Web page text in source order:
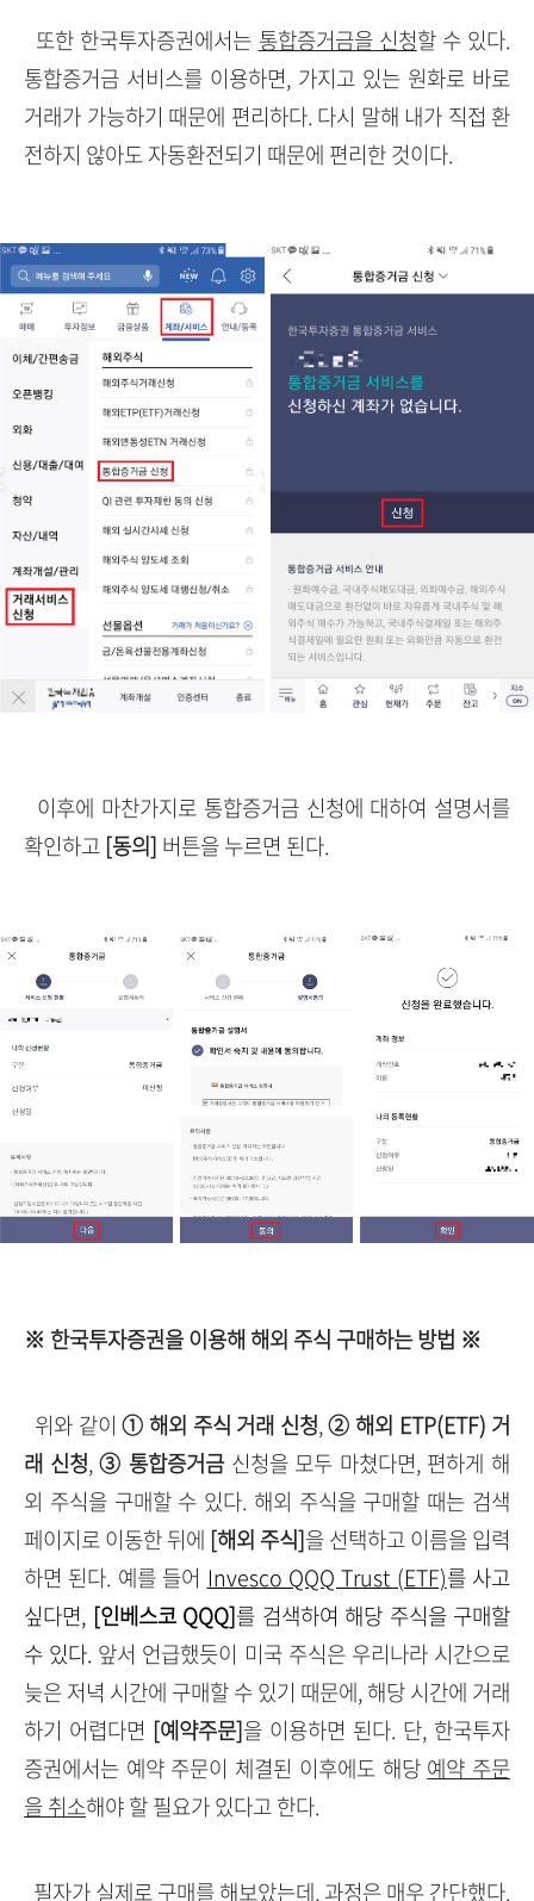
또한 한국투자증권에서는 통합증거금을 신청할 수 있다.
통합증거금 서비스를 이용하면, 가지고 있는 원화로 바로
거래가 가능하기 때문에 편리하다. 다시 말해 내가 직접 환
전하지 않아도 자동환전되기 때문에 편리한 것이다.
이후에 마찬가지로 통합증거금 신청에 대하여 설명서를
확인하고 [동의] 버튼을 누르면 된다.
※ 한국투자증권을 이용해 해외 주식 구매하는 방법 ※
위와 같이 ① 해외 주식 거래 신청,② 해외 ETP(ETF) 거
래 신청,③ 통합증거금신청을 모두 마쳤다면, 편하게 해
외 주식을 구매할 수 있다. 해외 주식을 구매할 때는 검색
페이지로 이동한 뒤에 [해외 주식]을 선택하고 이름을 입력
하면 된다. 예를 들어 Invesco QQQ Trust (ETF)를 사고
싶다면, [인베스코 QQQ]를 검색하여 해당 주식을 구매할
수 있다. 앞서 언급했듯이 미국 주식은 우리나라 시간으로
늦은 저녁 시간에 구매할 수 있기 때문에, 해당 시간에 거래
하기 어렵다면 [예약주문]을 이용하면 된다. 단, 한국투자
증권에서는 예약 주문이 체결된 이후에도 해당 예약 주문
을 취소해야 할 필요가 있다고 한다.
필자가 실제로 구매를 해보았는데, 과정은 매우 간단했다.